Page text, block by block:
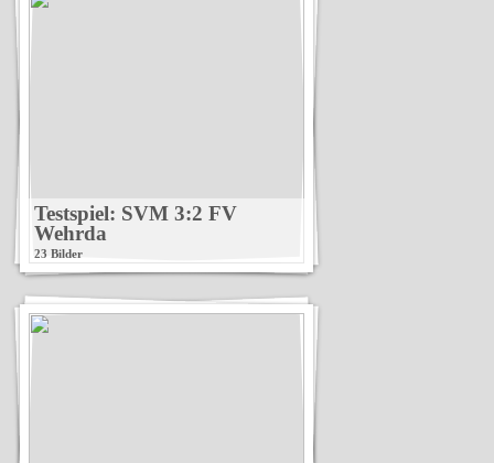
Testspiel: SVM 3:2 FV
Wehrda
23 Bilder